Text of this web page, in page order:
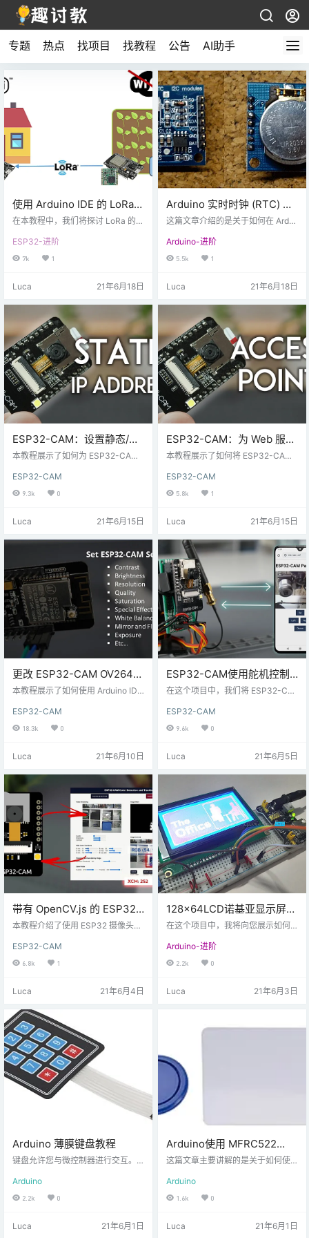
专题 热点 找项目 找教程 公告 AI助手
使用 Arduino IDE 的 LoRa
ESP32 – 入门
在本教程中，我们将探讨 LoRa 的基
将其与 ESP32 一起用于 IoT 项目。
为了帮助您入门，我们还将向您展
器。 介绍 LoRa 什么是LoRa？ LoR
生的无线电调制技术。 这种调制技
术允许…
ESP32-进阶
7k 1
Luca 21年6月18日
Arduino 实时时钟 (RTC) 模
块指南（DS1307 和
这篇文章介绍的是关于如何在 Ardui
模块。对于 DS3231 RTC 等其它类
似模块，您也可以按照本指南进行
用该模块时，需要焊接一些排针。
没有被 Arduino 供电。这样，每次
打开和关闭模块时，时间都不会重
置。 该模块…
Arduino-进阶
5.5k 1
Luca 21年6月18日
ESP32-CAM：设置静态/固
定 IP 地址（Arduino IDE）
本教程展示了如何为 ESP32-CAM
您使用 ESP32-CAM 运行网络服务
器或 Wi-Fi 客户端，并且每次重新
态/固定 IP 地址。 静态/固定 IP 地址
-CAM IP 地址，我们将使用Arduino
IDE 附带的CameraWebServer …
ESP32-CAM
9.3k 0
Luca 21年6月15日
ESP32-CAM：为 Web 服务
器（Arduino IDE）设置接入
本教程展示了如何将 ESP32-CAM
点 (AP)--热点。这样，您无需连接
到路由器即可访问 Web 服务器。我
（Station） 在之前的ESP32-CAM
CAM 连接到无线路由器。在此配置
中，我们可以通过本地局域网网络
访问 ESP…
ESP32-CAM
5.8k 1
Luca 21年6月15日
更改 ESP32-CAM OV2640
相机设置：亮度、分辨率、
本教程展示了如何使用 Arduino IDE
置，例如对比度、亮度、分辨率、
质量、饱和度等。 本教程中的说明
境 我们将使用 Arduino IDE 对 ESP
Arduino IDE 以及 ESP32 插件： O
V2640 相机设置 在ESP…
ESP32-CAM
18.3k 0
Luca 21年6月10日
ESP32-CAM使用舵机控制
旋转-视频流网络服务器（2
在这个项目中，我们将 ESP32-CA
（舵机）的平移（旋转）和倾斜
（上下移动）支架上。使用平移和
非常适合监控。ESP32-CAM 搭建
伺服电机，指的是平时我们讲的舵
机。 开发板兼容性：对于这个项
目，您需要一个 ESP32 相机开发
板， 所需…
ESP32-CAM
9.6k 0
Luca 21年6月5日
带有 OpenCV.js 的 ESP32-
CAM Web 服务器：颜色识
本教程介绍了使用 ESP32 摄像头网
nCV 工具。例如，我们将构建一个
简单的 ESP32 摄像头网络服务器，
以提供给 ESP32 摄像头网络服务器
激发更多使用 ESP32 相机的 Open
CV 工作。 这个项目/教程是基于国
外作者（Andrew R. …
ESP32-CAM
6.8k 1
Luca 21年6月4日
128×64LCD诺基亚显示屏
与 Arduino 连接教程
在这个项目中，我将向您展示如何
NO 连接。这个特殊的 LCD 模块基
于 ST7920 LCD 控制器。因此，我
看到将 128×64 图形 LCD 与 Arduin
项目中，我将诺基亚 51…
Arduino-进阶
2.2k 0
Luca 21年6月3日
Arduino 薄膜键盘教程
键盘允许您与微控制器进行交互。
可以从某宝上购买，不是很贵! 它们
有多种形状和尺寸。最常见的尺寸
您甚至可以 从头开始创建自己的键
Arduino
2.2k 0
Luca 21年6月1日
Arduino使用 MFRC522
RFID 阅读器进行安全访问
这篇文章主要讲解的是关于如何使
器的的简单示例。我将快速概述规
格并演示一个使用 Arduino 的项目
输数据。RFID 可用于识别人员、进
Arduino
1.6k 0
Luca 21年6月1日